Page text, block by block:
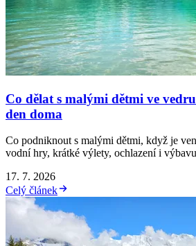
Co dělat s malými dětmi ve
den doma
Co podniknout s malými dětmi, když je
vodní hry, krátké výlety, ochlazení i
17. 7. 2026
Celý článek